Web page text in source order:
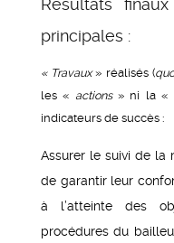
Résultats
principales :
« Travaux» réalisés (
les « actions» ni la «
indicateurs de succès :
Assurer le suivi de la
de garantir leur
à l’atteinte des
procédures du